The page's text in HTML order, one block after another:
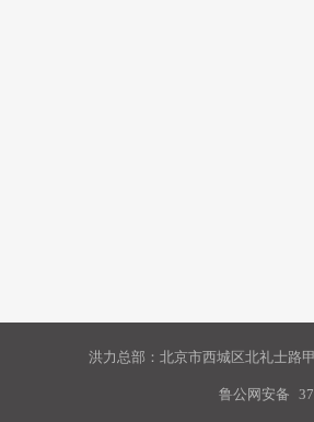
洪力总部：北京市西城区北礼士路
鲁公网安备